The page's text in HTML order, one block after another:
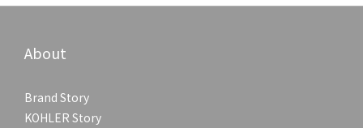
About
Brand Story
KOHLER Story